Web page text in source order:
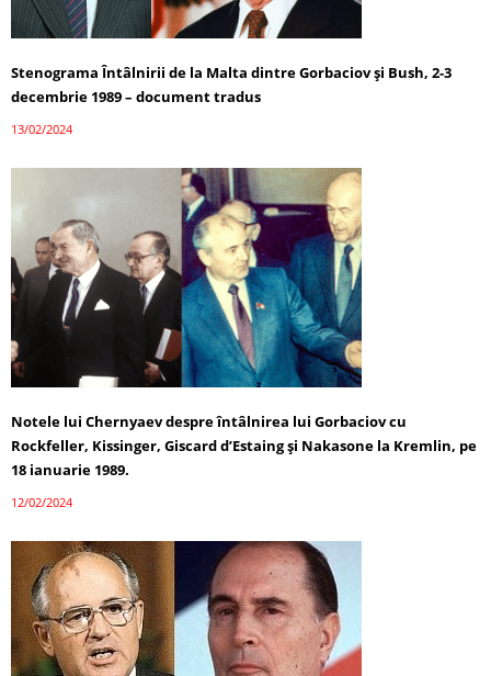
Stenograma Întâlnirii de la Malta dintre Gorbaciov și Bush, 2-3
decembrie 1989 – document tradus
13/02/2024
Notele lui Chernyaev despre întâlnirea lui Gorbaciov cu
Rockfeller, Kissinger, Giscard d’Estaing și Nakasone la Kremlin, pe
18 ianuarie 1989.
12/02/2024